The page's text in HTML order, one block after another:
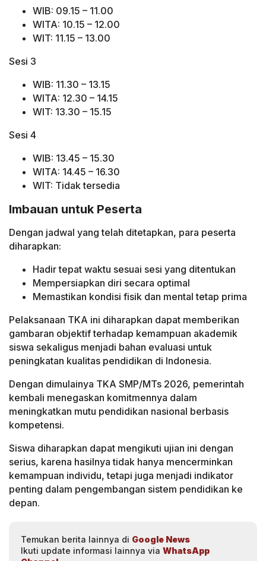
WIB: 09.15 – 11.00
WITA: 10.15 – 12.00
WIT: 11.15 – 13.00
Sesi 3
WIB: 11.30 – 13.15
WITA: 12.30 – 14.15
WIT: 13.30 – 15.15
Sesi 4
WIB: 13.45 – 15.30
WITA: 14.45 – 16.30
WIT: Tidak tersedia
Imbauan untuk Peserta
Dengan jadwal yang telah ditetapkan, para peserta
diharapkan:
Hadir tepat waktu sesuai sesi yang ditentukan
Mempersiapkan diri secara optimal
Memastikan kondisi fisik dan mental tetap prima
Pelaksanaan TKA ini diharapkan dapat memberikan
gambaran objektif terhadap kemampuan akademik
siswa sekaligus menjadi bahan evaluasi untuk
peningkatan kualitas pendidikan di Indonesia.
Dengan dimulainya TKA SMP/MTs 2026, pemerintah
kembali menegaskan komitmennya dalam
meningkatkan mutu pendidikan nasional berbasis
kompetensi.
Siswa diharapkan dapat mengikuti ujian ini dengan
serius, karena hasilnya tidak hanya mencerminkan
kemampuan individu, tetapi juga menjadi indikator
penting dalam pengembangan sistem pendidikan ke
depan.
Temukan berita lainnya di Google News
Ikuti update informasi lainnya via WhatsApp